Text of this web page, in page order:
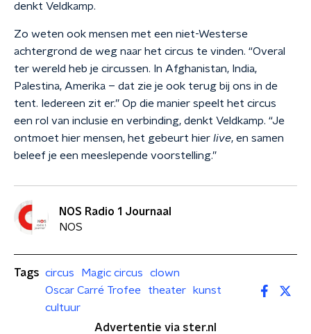
denkt Veldkamp.
Zo weten ook mensen met een niet-Westerse
achtergrond de weg naar het circus te vinden. “Overal
ter wereld heb je circussen. In Afghanistan, India,
Palestina, Amerika – dat zie je ook terug bij ons in de
tent. Iedereen zit er.” Op die manier speelt het circus
een rol van inclusie en verbinding, denkt Veldkamp. “Je
ontmoet hier mensen, het gebeurt hier live, en samen
beleef je een meeslepende voorstelling.”
NOS Radio 1 Journaal
NOS
Tags circus Magic circus
clown
Oscar Carré Trofee
theater
kunst
cultuur
Advertentie via ster.nl